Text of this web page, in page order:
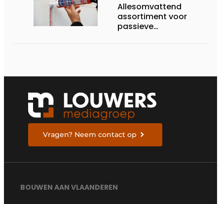
Allesomvattend
assortiment voor
passieve
Vragen? Neem contact op
BOUWEN AAN VLAANDEREN